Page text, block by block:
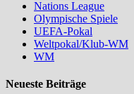
Nations League
Olympische Spiele
UEFA-Pokal
Weltpokal/Klub-WM
WM
Neueste Beiträge